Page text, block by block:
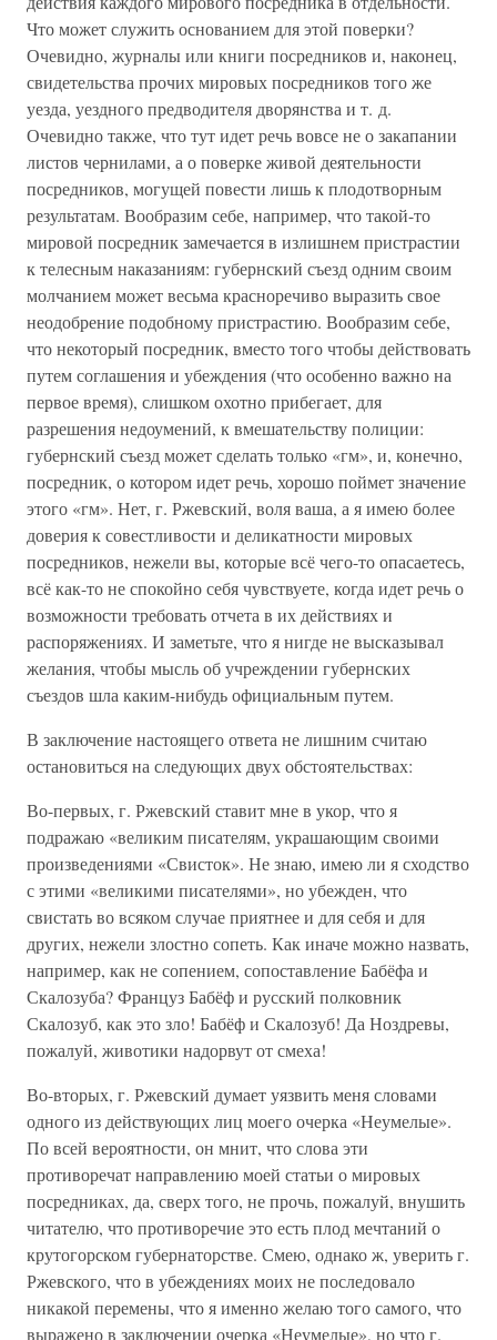
Что может служить основанием для этой поверки?
Очевидно, журналы или книги посредников и, наконец,
свидетельства прочих мировых посредников того же
уезда, уездного предводителя дворянства и т. д.
Очевидно также, что тут идет речь вовсе не о закапании
листов чернилами, а о поверке живой деятельности
посредников, могущей повести лишь к плодотворным
результатам. Вообразим себе, например, что такой-то
мировой посредник замечается в излишнем пристрастии
к телесным наказаниям: губернский съезд одним своим
молчанием может весьма красноречиво выразить свое
неодобрение подобному пристрастию. Вообразим себе,
что некоторый посредник, вместо того чтобы действовать
путем соглашения и убеждения (что особенно важно на
первое время), слишком охотно прибегает, для
разрешения недоумений, к вмешательству полиции:
губернский съезд может сделать только «гм», и, конечно,
посредник, о котором идет речь, хорошо поймет значение
этого «гм». Нет, г. Ржевский, воля ваша, а я имею более
доверия к совестливости и деликатности мировых
посредников, нежели вы, которые всё чего-то опасаетесь,
всё как-то не спокойно себя чувствуете, когда идет речь о
возможности требовать отчета в их действиях и
распоряжениях. И заметьте, что я нигде не высказывал
желания, чтобы мысль об учреждении губернских
съездов шла каким-нибудь официальным путем.
В заключение настоящего ответа не лишним считаю
остановиться на следующих двух обстоятельствах:
Во-первых, г. Ржевский ставит мне в укор, что я
подражаю «великим писателям, украшающим своими
произведениями «Свисток». Не знаю, имею ли я сходство
с этими «великими писателями», но убежден, что
свистать во всяком случае приятнее и для себя и для
других, нежели злостно сопеть. Как иначе можно назвать,
например, как не сопением, сопоставление Бабёфа и
Скалозуба? Француз Бабёф и русский полковник
Скалозуб, как это зло! Бабёф и Скалозуб! Да Ноздревы,
пожалуй, животики надорвут от смеха!
Во-вторых, г. Ржевский думает уязвить меня словами
одного из действующих лиц моего очерка «Неумелые».
По всей вероятности, он мнит, что слова эти
противоречат направлению моей статьи о мировых
посредниках, да, сверх того, не прочь, пожалуй, внушить
читателю, что противоречие это есть плод мечтаний о
крутогорском губернаторстве. Смею, однако ж, уверить г.
Ржевского, что в убеждениях моих не последовало
никакой перемены, что я именно желаю того самого, что
выражено в заключении очерка «Неумелые», но что г.